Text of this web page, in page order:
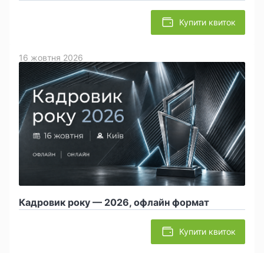
Купити квиток
Кадровик року — 2026, офлайн формат
16 жовтня 2026
Купити квиток